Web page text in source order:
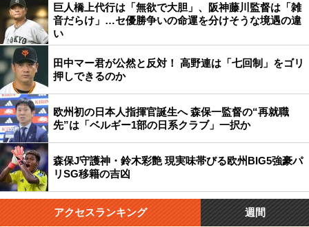
巨人橋上代行は「無欲で大胆」、阪神藤川監督は「雑
音だらけ」…セ優勝争いの命運を分けそうな境遇の違
い
田中マー君が公然と反対！ 高野連は「七回制」をゴリ
押しできるのか
欧州初の日本人指揮官誕生へ 森保一監督の“再就職
先”は「ベルギー1部の日系クラブ」一択か
森保J守護神・鈴木彩艶 現実味帯びる欧州BIG5強豪パ
リSG移籍の吉凶
アクセスランキング 週間